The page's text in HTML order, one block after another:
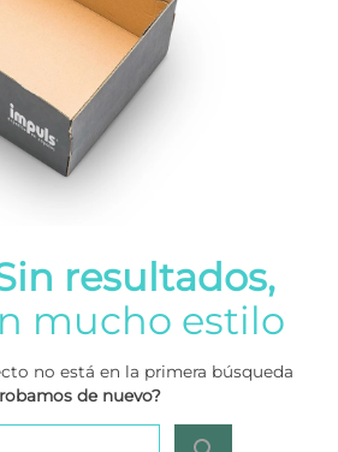
resultados,
mucho estilo
no está en la primera búsqueda
de nuevo?